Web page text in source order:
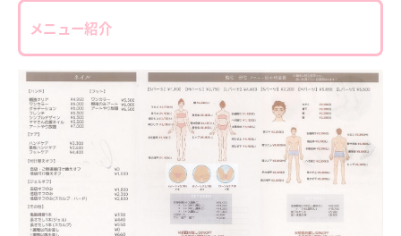
メニュー紹介